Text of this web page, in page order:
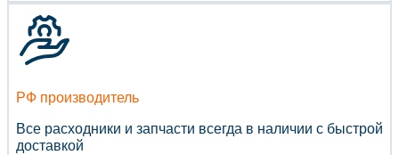
РФ производитель
Все расходники и запчасти всегда в наличии с быстрой
доставкой